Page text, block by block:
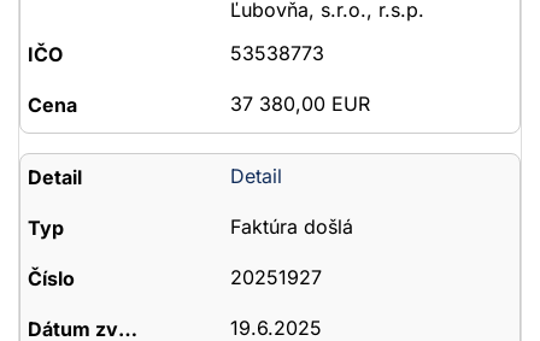
Ľubovňa, s.r.o., r.s.p.
53538773
37 380,00 EUR
Detail
Faktúra došlá
20251927
19.6.2025